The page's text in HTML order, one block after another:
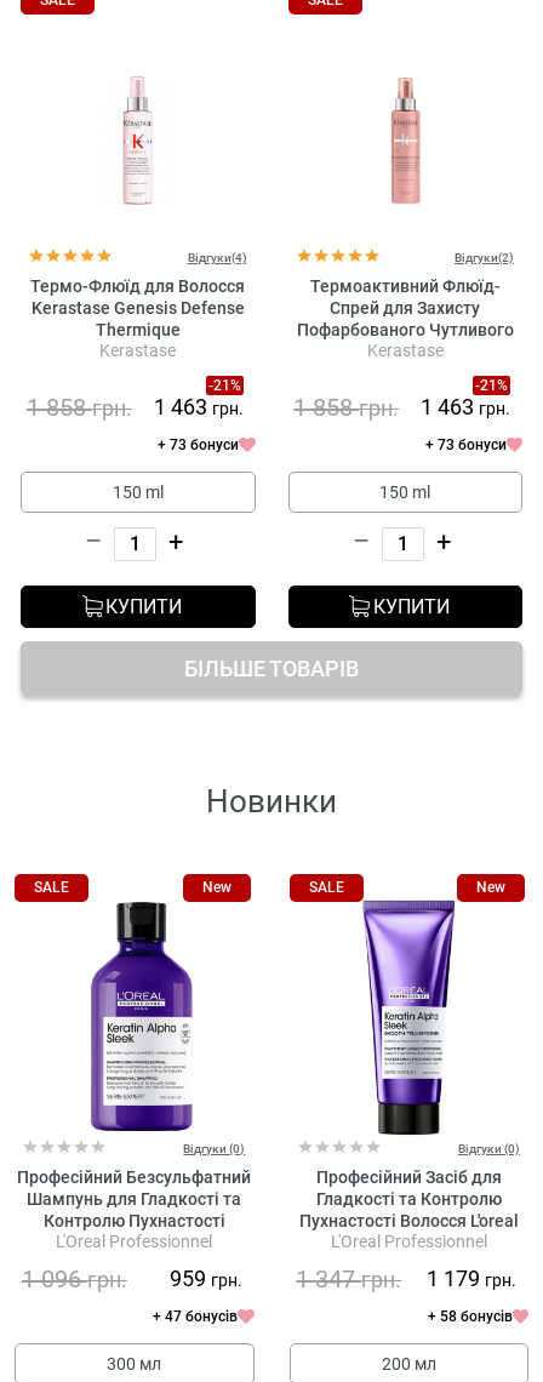
Відгуки(4)
Термо-Флюїд для Волосся
Kerastase Genesis Defense
Thermique
Kerastase
-21%
1 858грн. 1 463 грн.
+ 73 бонуси
150 ml
– +
КУПИТИ
Відгуки(2)
Термоактивний Флюїд-
Спрей для Захисту
Пофарбованого Чутливого
та Пошкодженого Волосся
Kerastase Chroma Absolu
Serum Chroma Thermique
Kerastase
-21%
1 858грн. 1 463 грн.
+ 73 бонуси
150 ml
– +
КУПИТИ
БІЛЬШЕ ТОВАРІВ
Новинки
SALE New
Відгуки (0)
Професійний Безсульфатний
Шампунь для Гладкості та
Контролю Пухнастості
Волосся L'oreal Professionnel
Sleek Professional Shampoo
L'Oreal Professionnel
1 096грн. 959 грн.
+ 47 бонусів
300 мл
SALE New
Відгуки (0)
Професійний Засіб для
Гладкості та Контролю
Пухнастості Волосся L'oreal
Professionnel Serie Expert
Transformer
L'Oreal Professionnel
1 347грн. 1 179 грн.
+ 58 бонусів
200 мл